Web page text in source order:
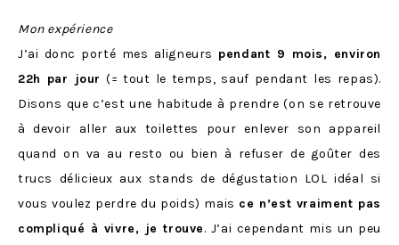
Mon expérience
J’ai donc porté mes aligneurs pendant 9 mois, environ
22h par jour (= tout le temps, sauf pendant les repas).
Disons que c’est une habitude à prendre (on se retrouve
à devoir aller aux toilettes pour enlever son appareil
quand on va au resto ou bien à refuser de goûter des
trucs délicieux aux stands de dégustation LOL idéal si
vous voulez perdre du poids) mais ce n’est vraiment pas
compliqué à vivre, je trouve. J’ai cependant mis un peu